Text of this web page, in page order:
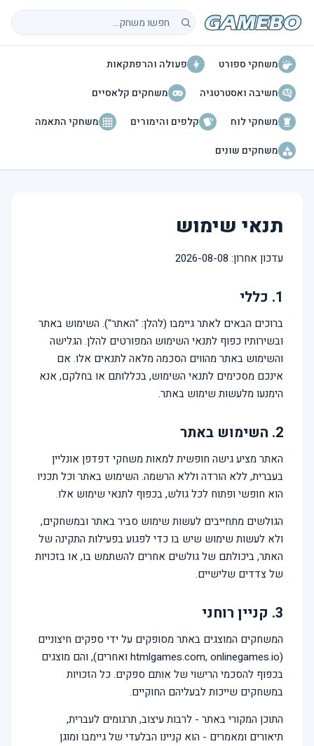
חיפוש משחקים
משחקי ספורט
פעולה והרפתקאות
חשיבה ואסטרטגיה
משחקים קלאסיים
משחקי לוח
קלפים והימורים
משחקי התאמה
משחקים שונים
תנאי שימוש
עדכון אחרון: 2026-08-08
1. כללי
ברוכים הבאים לאתר גיימבו (להלן: "האתר"). השימוש באתר
ובשירותיו כפוף לתנאי השימוש המפורטים להלן. הגלישה
והשימוש באתר מהווים הסכמה מלאה לתנאים אלו. אם
אינכם מסכימים לתנאי השימוש, בכללותם או בחלקם, אנא
הימנעו מלעשות שימוש באתר.
2. השימוש באתר
האתר מציע גישה חופשית למאות משחקי דפדפן אונליין
בעברית, ללא הורדה וללא הרשמה. השימוש באתר וכל תכניו
הוא חופשי ופתוח לכל גולש, בכפוף לתנאי שימוש אלו.
הגולשים מתחייבים לעשות שימוש סביר באתר ובמשחקים,
ולא לעשות שימוש שיש בו כדי לפגוע בפעילות התקינה של
האתר, ביכולתם של גולשים אחרים להשתמש בו, או בזכויות
של צדדים שלישיים.
3. קניין רוחני
המשחקים המוצגים באתר מסופקים על ידי ספקים חיצוניים
(htmlgames.com, onlinegames.io ואחרים), והם מוצגים
בכפוף להסכמי הרישוי של אותם ספקים. כל הזכויות
במשחקים שייכות לבעליהם החוקיים.
התוכן המקורי באתר - לרבות עיצוב, תרגומים לעברית,
תיאורים ומאמרים - הוא קניינו הבלעדי של גיימבו ומוגן